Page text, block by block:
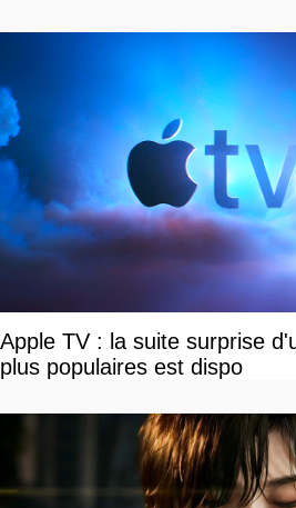
Apple TV : la suite surprise
plus populaires est dispo